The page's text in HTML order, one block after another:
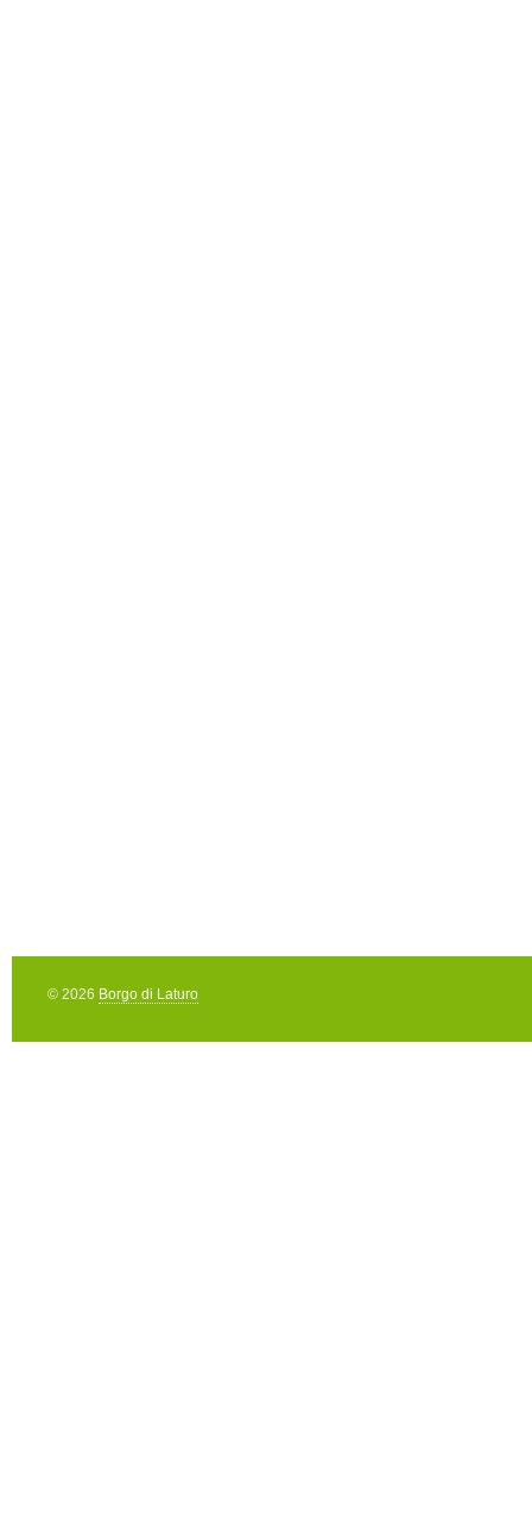
© 2026 Borgo di Laturo